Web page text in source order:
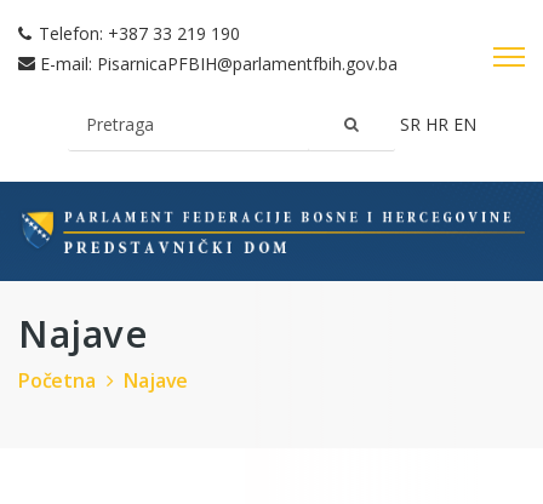
Telefon: +387 33 219 190
E-mail: PisarnicaPFBIH@parlamentfbih.gov.ba
SR HR EN
Najave
Početna Najave